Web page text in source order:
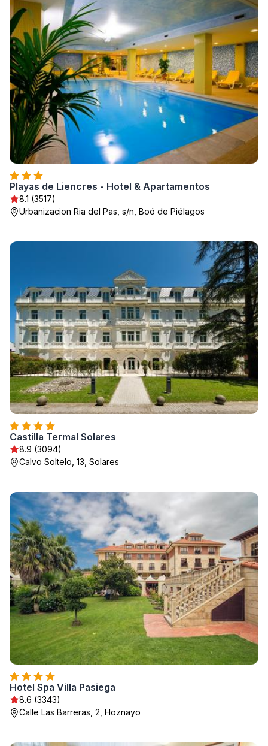
Playas de Liencres - Hotel & Apartamentos
8.1 (3517)
Urbanizacion Ria del Pas, s/n, Boó de Piélagos
Castilla Termal Solares
8.9 (3094)
Calvo Soltelo, 13, Solares
Hotel Spa Villa Pasiega
8.6 (3343)
Calle Las Barreras, 2, Hoznayo